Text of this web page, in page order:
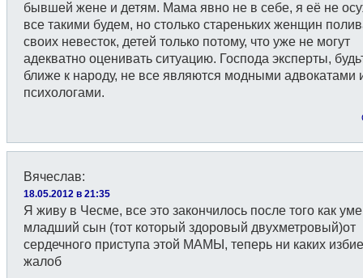
бывшей жене и детям. Мама явно не в себе, я её не
все такими будем, но столько стареньких женщин
своих невесток, детей только потому, что уже не могут
адекватно оценивать ситуацию. Господа эксперты,
ближе к народу, не все являются модными адвокатами
психологами.
Вячеслав:
18.05.2012 в 21:35
Я живу в Чесме, все это закончилось после того как
младший сын (тот который здоровый двухметровый)от
сердечного приступа этой МАМЫ, теперь ни каких
жалоб